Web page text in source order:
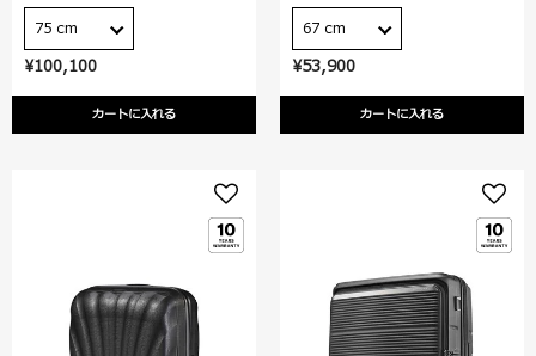
¥100,100
カートに入れる
75 cm
¥53,900
カートに入れる
67 cm